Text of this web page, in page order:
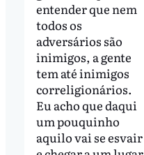
entender que nem
todos os
adversários são
inimigos, a gente
tem até inimigos
correligionários.
Eu acho que daqui
um pouquinho
aquilo vai se esvair